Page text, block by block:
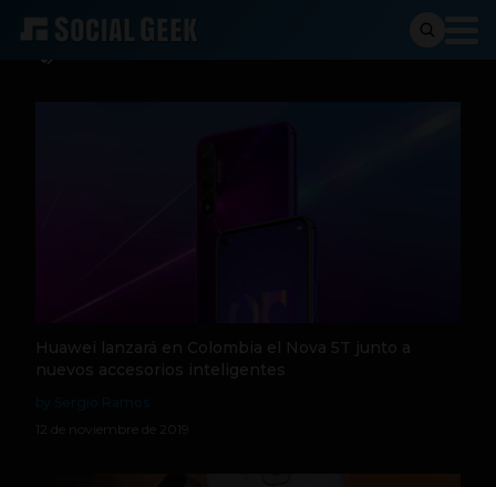
Huawei lanzará en Colombia el Nova 5T junto a
nuevos accesorios inteligentes
12 de noviembre de 2019